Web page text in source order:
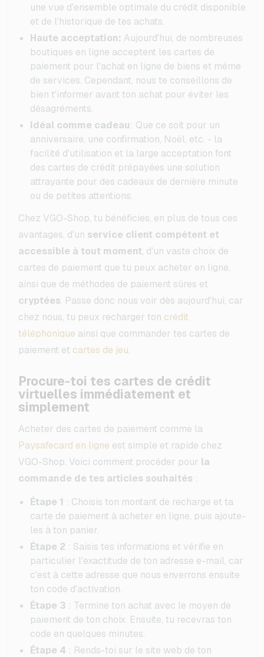
une vue d'ensemble optimale du crédit disponible
et de l'historique de tes achats.
Haute acceptation: Aujourd'hui, de nombreuses
boutiques en ligne acceptent les cartes de
paiement pour l'achat en ligne de biens et même
de services. Cependant, nous te conseillons de
bien t'informer avant ton achat pour éviter les
désagréments.
Idéal comme cadeau: Que ce soit pour un
anniversaire, une confirmation, Noël, etc. - la
facilité d'utilisation et la large acceptation font
des cartes de crédit prépayées une solution
attrayante pour des cadeaux de dernière minute
ou de petites attentions.
Chez VGO-Shop, tu bénéficies, en plus de tous ces
avantages, d'un service client compétent et
accessible à tout moment, d'un vaste choix de
cartes de paiement que tu peux acheter en ligne,
ainsi que de méthodes de paiement sûres et
cryptées. Passe donc nous voir dès aujourd'hui, car
chez nous, tu peux recharger ton crédit
téléphonique ainsi que commander tes cartes de
paiement et cartes de jeu.
Procure-toi tes cartes de crédit
virtuelles immédiatement et
simplement
Acheter des cartes de paiement comme la
Paysafecard en ligne est simple et rapide chez
VGO-Shop. Voici comment procéder pour la
commande de tes articles souhaités :
Étape 1 : Choisis ton montant de recharge et ta
carte de paiement à acheter en ligne, puis ajoute-
les à ton panier.
Étape 2 : Saisis tes informations et vérifie en
particulier l'exactitude de ton adresse e-mail, car
c'est à cette adresse que nous enverrons ensuite
ton code d'activation.
Étape 3 : Termine ton achat avec le moyen de
paiement de ton choix. Ensuite, tu recevras ton
code en quelques minutes.
Étape 4 : Rends-toi sur le site web de ton